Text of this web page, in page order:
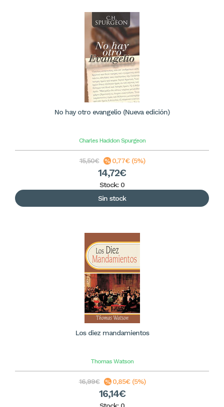
No hay otro evangelio (Nueva edición)
Charles Haddon Spurgeon
15,50€ 0,77€ (5%)
14,72€
Stock: 0
Sin stock
Los diez mandamientos
Thomas Watson
16,99€ 0,85€ (5%)
16,14€